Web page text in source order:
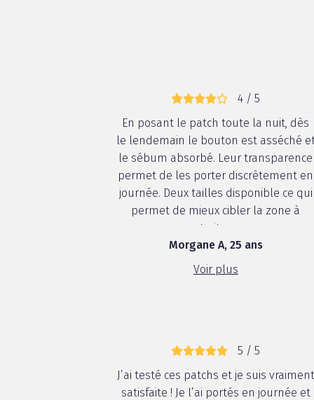
4 / 5
En posant le patch toute la nuit, dès
le lendemain le bouton est asséché
le sébum absorbé. Leur transparence
permet de les porter discrètement en
journée. Deux tailles disponible ce qui
permet de mieux cibler la zone à
traiter.
Morgane A, 25 ans
Voir plus
5 / 5
J’ai testé ces patchs et je suis vraiment
satisfaite ! Je l’ai portés en journée et